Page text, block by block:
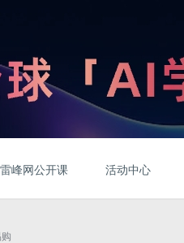
雷峰网公开课 活动中心